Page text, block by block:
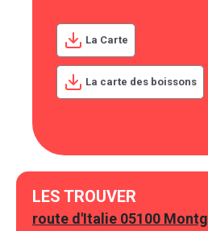
La Carte
La carte des boissons
LES TROUVER
route d'Italie 05100